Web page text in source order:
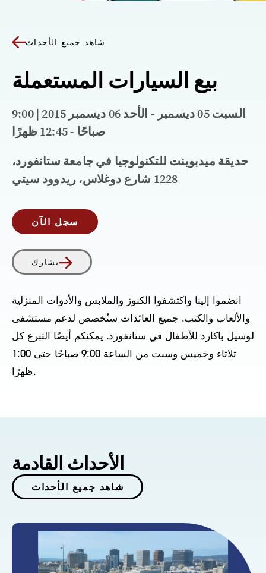
شاهد جميع الأحداث
بيع السيارات المستعملة
السبت 05 ديسمبر - الأحد 06 ديسمبر 2015 | 9:00
صباحًا - 12:45 ظهرًا
حديقة ميدبوينت للتكنولوجيا في جامعة ستانفورد،
1228 شارع دوغلاس، ريدوود سيتي
سجل الآن
يشارك
انضموا إلينا واكتشفوا الكنوز والملابس والأدوات المنزلية
والألعاب والكتب. جميع العائدات ستُخصص لدعم مستشفى
لوسيل باكارد للأطفال في ستانفورد. يمكنكم أيضًا التبرع كل
ثلاثاء وخميس وسبت من الساعة 9:00 صباحًا حتى 1:00
ظهرًا.
الأحداث القادمة
شاهد جميع الأحداث